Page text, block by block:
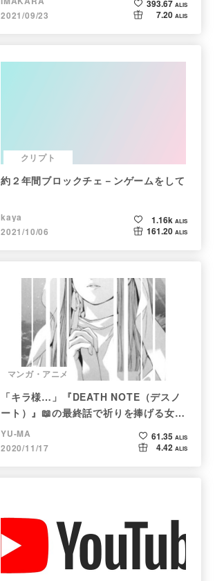
2021/09/23
393.67 ALIS
7.20 ALIS
クリプト
約２年間ブロックチェ－ンゲームをして
kaya
2021/10/06
1.16k ALIS
161.20 ALIS
マンガ・アニメ
「キラ様…」『DEATH NOTE（デスノ
ート）』📖の最終話で祈りを捧げる女性
は誰なのか
YU-MA
2020/11/17
61.35 ALIS
4.42 ALIS